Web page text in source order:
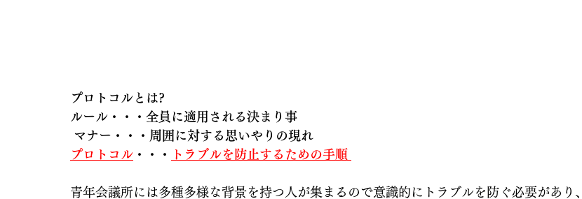
プロトコルとは?
ルール・・・全員に適用される決まり事
マナー・・・周囲に対する思いやりの現れ
プロトコル ・・・ トラブルを防止するための手順
青年会議所には多種多様な背景を持つ人が集まるので意識的にトラブルを防ぐ必要があり、